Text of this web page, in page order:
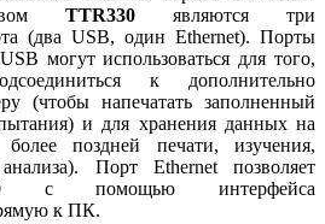
TTR330 являются три
(два USB, один Ethernet). Порты
могут использоваться для того,
к дополнительно
(чтобы напечатать заполненный
и для хранения данных на
поздней печати, изучения,
Порт Ethernet позволяет
с помощью интерфейса
к ПК.